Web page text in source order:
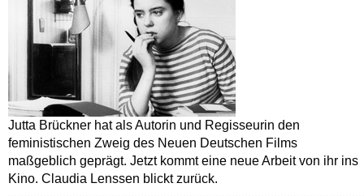
Jutta Brückner hat als Autorin und Regisseurin den
feministischen Zweig des Neuen Deutschen Films
maßgeblich geprägt. Jetzt kommt eine neue Arbeit von ihr ins
Kino. Claudia Lenssen blickt zurück.